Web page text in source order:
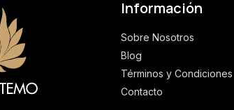
Información
Sobre Nosotros
Blog
Términos y Condiciones
Contacto